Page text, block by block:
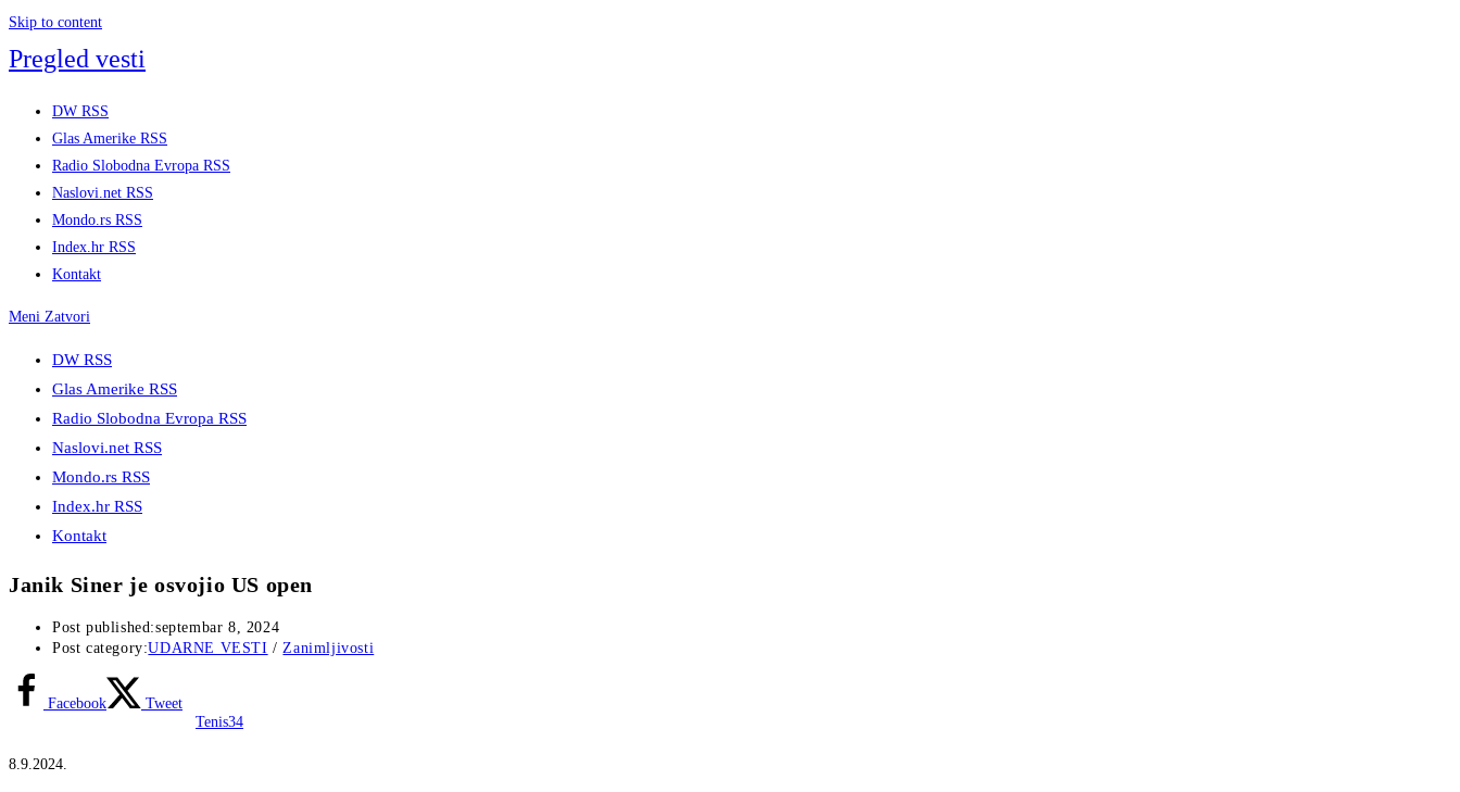
Skip to content
Pregled vesti
DW RSS
Glas Amerike RSS
Radio Slobodna Evropa RSS
Naslovi.net RSS
Mondo.rs RSS
Index.hr RSS
Kontakt
Meni Zatvori
DW RSS
Glas Amerike RSS
Radio Slobodna Evropa RSS
Naslovi.net RSS
Mondo.rs RSS
Index.hr RSS
Kontakt
Janik Siner je osvojio US open
Post published:septembar 8, 2024
Post category:UDARNE VESTI / Zanimljivosti
Facebook
Tweet
Tenis34
8.9.2024.